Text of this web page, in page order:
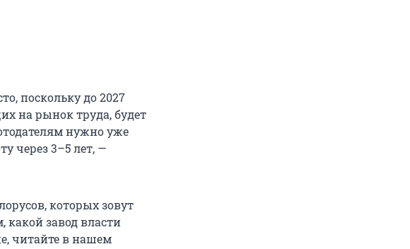
поскольку до 2027
на рынок труда, будет
нужно уже
через 3–5 лет, —
которых зовут
какой завод власти
читайте в нашем